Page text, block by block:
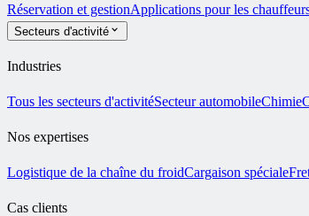
Réservation et gestionApplications pour les
Secteurs d'activité
Industries
Tous les secteurs d'activitéSecteur automobileChimie
Nos expertises
Logistique de la chaîne du froidCargaison spéciale
Cas clients